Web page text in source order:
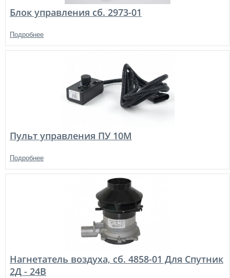
Блок управления сб. 2973-01
Подробнее
Пульт управления ПУ 10М
Подробнее
Нагнетатель воздуха, сб. 4858-01 Для Спутник
2Д - 24В